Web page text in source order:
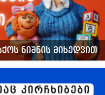
ნიშნის მიხედვით